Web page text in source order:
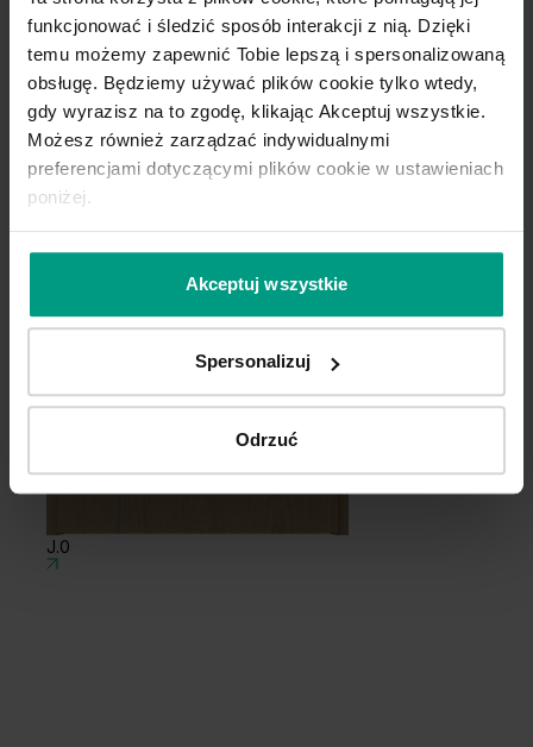
funkcjonować i śledzić sposób interakcji z nią. Dzięki
temu możemy zapewnić Tobie lepszą i spersonalizowaną
obsługę. Będziemy używać plików cookie tylko wtedy,
gdy wyrazisz na to zgodę, klikając Akceptuj wszystkie.
Możesz również zarządzać indywidualnymi
preferencjami dotyczącymi plików cookie w ustawieniach
poniżej.
Akceptuj wszystkie
Spersonalizuj
Odrzuć
Szary Przykurzony Szary Piaskowy
Dąb Matowy
Dąb Biały Czarny
J.0